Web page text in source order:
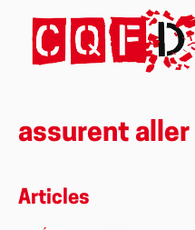
assurent aller
Articles